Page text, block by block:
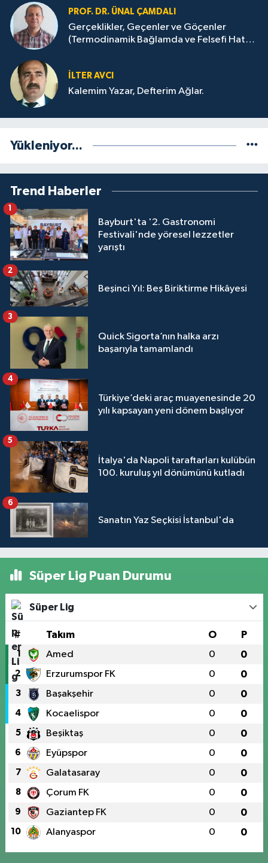
PROF. DR. ÜNAL ÇAMDALI
Gerçeklikler, Geçenler ve Göçenler
(Termodinamik Bağlamda ve Felsefi Hatta
İLTER AVCI
Kalemim Yazar, Defterim Ağlar.
Yükleniyor...
Trend Haberler
Bayburt'ta '2. Gastronomi
Festivali'nde yöresel lezzetler
yarıştı
1
Beşinci Yıl: Beş Biriktirme Hikâyesi
2
Quick Sigorta’nın halka arzı
başarıyla tamamlandı
3
Türkiye’deki araç muayenesinde 20
yılı kapsayan yeni dönem başlıyor
4
İtalya'da Napoli taraftarları kulübün
100. kuruluş yıl dönümünü kutladı
5
Sanatın Yaz Seçkisi İstanbul'da
6
Süper Lig Puan Durumu
Süper Lig
# Takım O P
1 Amed 0 0
2 Erzurumspor FK 0 0
3 Başakşehir 0 0
4 Kocaelispor 0 0
5 Beşiktaş 0 0
6 Eyüpspor 0 0
7 Galatasaray 0 0
8 Çorum FK 0 0
9 Gaziantep FK 0 0
10 Alanyaspor 0 0